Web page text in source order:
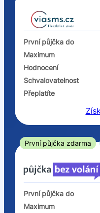
První půjčka zdarma
–
ano
Ve zkušebce
ano
ne
V exekuci
ano
ne
První půjčka do
Maximum
Hodnocení
Schvalovatelnost
Přeplatíte
První půjčka zdarma
První půjčka do
Maximum